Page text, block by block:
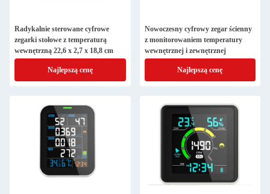
Radykalnie sterowane cyfrowe
zegarki stołowe z temperaturą
wewnętrzną 22,6 x 2,7 x 18,8 cm
Najlepszą cenę
Nowoczesny cyfrowy zegar ścienny
z monitorowaniem temperatury
wewnętrznej i zewnętrznej
Najlepszą cenę